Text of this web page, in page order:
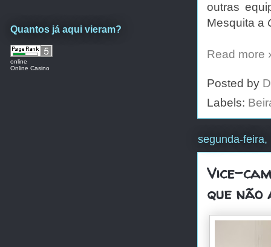
outras
Mesquita a
Read more
Posted by
Labels:
segunda-feira,
Vice-
que não
Quantos já aqui vieram?
online
Online Casino